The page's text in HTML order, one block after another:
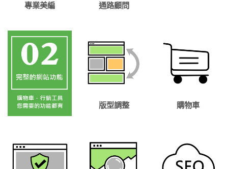
專業美編 通路顧問
版型調整 購物車